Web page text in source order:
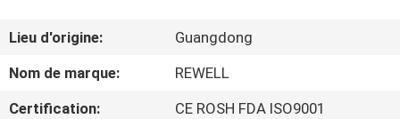
AU
SUJET
DE
Lieu d'origine:
Guangdong
Nom de marque:
REWELL
Certification:
CE ROSH FDA ISO9001